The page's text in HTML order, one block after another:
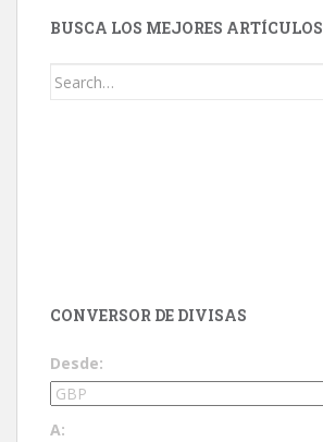
BUSCA LOS MEJORES ARTÍCULOS
Search for:
CONVERSOR DE DIVISAS
Desde:
A: